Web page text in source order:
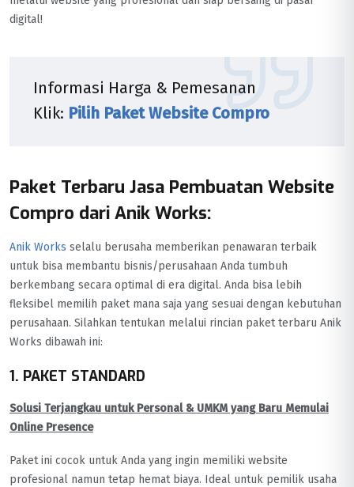
digital!
Informasi Harga & Pemesanan
Klik: Pilih Paket Website Compro
Paket Terbaru Jasa Pembuatan Website
Compro dari Anik Works:
Anik Works selalu berusaha memberikan penawaran terbaik
untuk bisa membantu bisnis/perusahaan Anda tumbuh
berkembang secara optimal di era digital. Anda bisa lebih
fleksibel memilih paket mana saja yang sesuai dengan kebutuhan
perusahaan. Silahkan tentukan melalui rincian paket terbaru Anik
Works dibawah ini:
1. PAKET STANDARD
Solusi Terjangkau untuk Personal & UMKM yang Baru Memulai
Online Presence
Paket ini cocok untuk Anda yang ingin memiliki website
profesional namun tetap hemat biaya. Ideal untuk pemilik usaha